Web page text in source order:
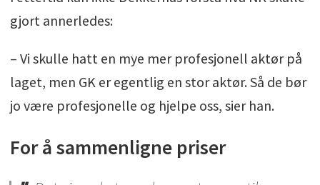
gjort annerledes:
– Vi skulle hatt en mye mer profesjonell aktør på
laget, men GK er egentlig en stor aktør. Så de bør
jo være profesjonelle og hjelpe oss, sier han.
For å sammenligne priser